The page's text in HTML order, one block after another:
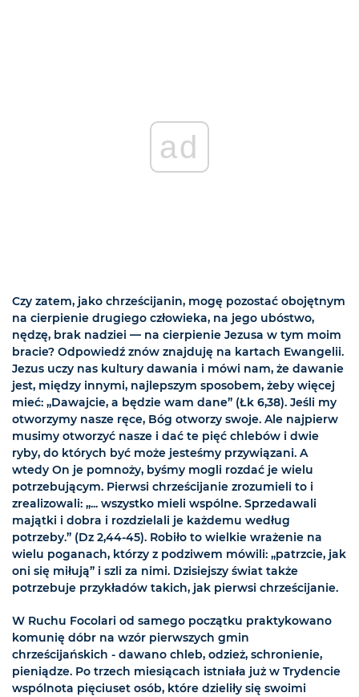
ad
Czy zatem, jako chrześcijanin, mogę pozostać obojętnym
na cierpienie drugiego człowieka, na jego ubóstwo,
nędzę, brak nadziei — na cierpienie Jezusa w tym moim
bracie? Odpowiedź znów znajduję na kartach Ewangelii.
Jezus uczy nas kultury dawania i mówi nam, że dawanie
jest, między innymi, najlepszym sposobem, żeby więcej
mieć: „Dawajcie, a będzie wam dane” (Łk 6,38). Jeśli my
otworzymy nasze ręce, Bóg otworzy swoje. Ale najpierw
musimy otworzyć nasze i dać te pięć chlebów i dwie
ryby, do których być może jesteśmy przywiązani. A
wtedy On je pomnoży, byśmy mogli rozdać je wielu
potrzebującym. Pierwsi chrześcijanie zrozumieli to i
zrealizowali: „... wszystko mieli wspólne. Sprzedawali
majątki i dobra i rozdzielali je każdemu według
potrzeby.” (Dz 2,44-45). Robiło to wielkie wrażenie na
wielu poganach, którzy z podziwem mówili: „patrzcie, jak
oni się miłują” i szli za nimi. Dzisiejszy świat także
potrzebuje przykładów takich, jak pierwsi chrześcijanie.
W Ruchu Focolari od samego początku praktykowano
komunię dóbr na wzór pierwszych gmin
chrześcijańskich - dawano chleb, odzież, schronienie,
pieniądze. Po trzech miesiącach istniała już w Trydencie
wspólnota pięciuset osób, które dzieliły się swoimi